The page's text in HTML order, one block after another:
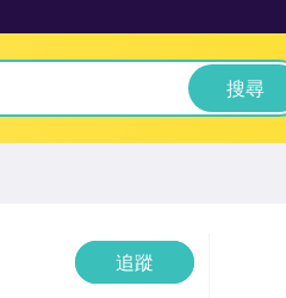
搜尋
追蹤